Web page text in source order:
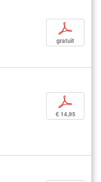
p
gratuit
p
€ 14,95